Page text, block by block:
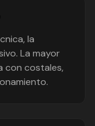
la
La mayor
con costales,